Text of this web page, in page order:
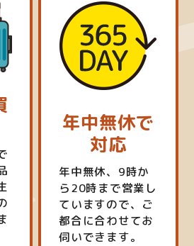
年中無休で
対応
年中無休、9時か
ら20時まで営業し
ていますので、ご
都合に合わせてお
伺いできます。